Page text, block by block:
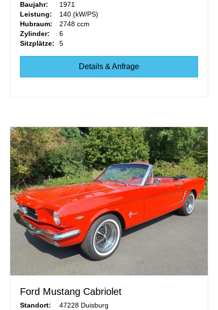
Baujahr:
1971
Leistung:
140 (kW/PS)
Hubraum:
2748 ccm
Zylinder:
6
Sitzplätze:
5
Details & Anfrage
Ford Mustang Cabriolet
Standort:
47228 Duisburg